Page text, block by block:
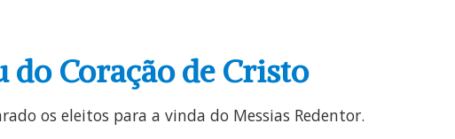
do Coração de Cristo
os eleitos para a vinda do Messias Redentor.